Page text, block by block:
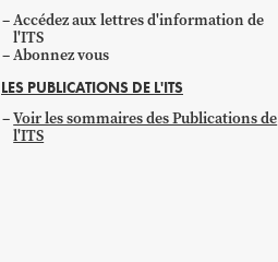
Accédez aux lettres d'information de
l'ITS
Abonnez vous
LES PUBLICATIONS DE L'ITS
Voir les sommaires des Publications de
l'ITS